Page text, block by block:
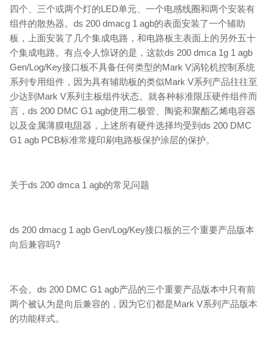
四个、三个或两个灯的LED单元、一个电感线圈和两个安装有
组件的散热器。ds 200 dmacg 1 agb的表面安装了一个辅助
板，上面安装了几个集成电路，和电路板主表面上的另外五十
个集成电路。有点令人惊讶的是，这款ds 200 dmca 1g 1 agb
Gen/Log/Key接口板不具备任何类型的Mark V涡轮机控制系统
系列专用组件，因为具有辅助板的类似Mark V系列产品往往至
少达到Mark V系列主板组件状态。就各种标准限压硬件组件而
言，ds 200 DMC G1 agb使用二极管、陶瓷和聚酯乙烯电容器
以及金属薄膜电阻器，上述所有硬件选择均受到ds 200 DMC
G1 agb PCB标准常规印刷电路板保护涂层的保护。
关于ds 200 dmca 1 agb的常见问题
ds 200 dmacg 1 agb Gen/Log/Key接口板的三个重要产品版本
向后兼容吗?
不会。ds 200 DMC G1 agb产品的三个重要产品版本中只有前
两个被认为是向后兼容的，因为它们都是Mark V系列产品版本
的功能样式。